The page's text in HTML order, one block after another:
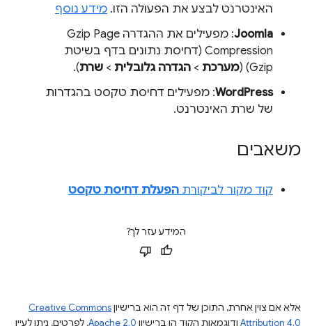
האינטרנט לבצע את הפעולה הזו. מידע נוסף
Joomla
: מפעילים את ההגדרה Gzip Page
Compression (דחיסת נתונים בדף בשיטת
Gzip) (
מערכת > הגדרה גלובלית > שרת).
WordPress: מפעילים דחיסת טקסט בהגדרות
של שרת האינטרנט.
משאבים
קוד מקור לביקורת הפעלת דחיסת טקסט
המידע עזר לך?
אלא אם צוין אחרת, התוכן של דף זה הוא ברישיוןCreative Commons
Attribution 4.0 ודוגמאות הקוד הן ברישיון Apache 2.0. לפרטים, ניתן לעיין